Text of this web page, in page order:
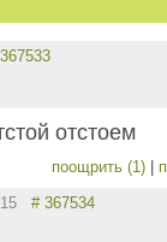
отстоем
поощрить (1)
# 367534